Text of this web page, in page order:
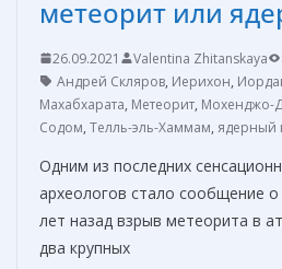
метеорит или
26.09.2021 Valentina Zhitanskaya
Андрей Скляров, Иерихон,
Махабхарата, Метеорит, Мохенджо-
Содом, Телль-эль-Хаммам, ядерный
Одним из последних
археологов стало сообщение
лет назад взрыв метеорита в
два крупных